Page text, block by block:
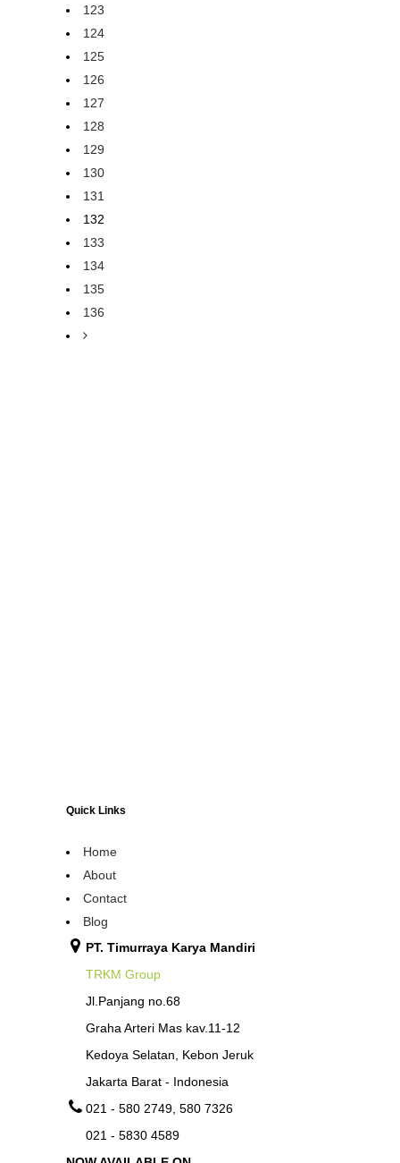
123
124
125
126
127
128
129
130
131
132
133
134
135
136
Quick Links
Home
About
Contact
Blog
PT. Timurraya Karya Mandiri
TRKM Group
Jl.Panjang no.68
Graha Arteri Mas kav.11-12
Kedoya Selatan, Kebon Jeruk
Jakarta Barat - Indonesia
021 - 580 2749, 580 7326
021 - 5830 4589